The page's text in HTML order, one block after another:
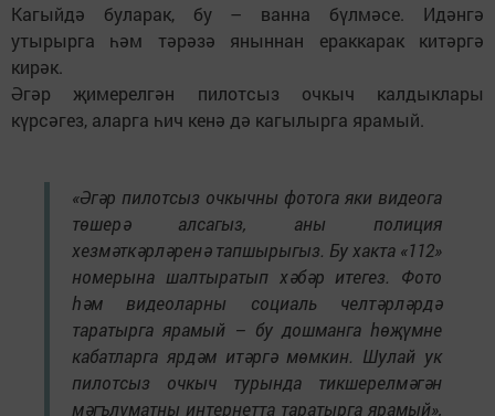
Кагыйдә буларак, бу – ванна бүлмәсе. Идәнгә
утырырга һәм тәрәзә яныннан ераккарак китәргә
кирәк.
Әгәр җимерелгән пилотсыз очкыч калдыклары
күрсәгез, аларга һич кенә дә кагылырга ярамый.
«Әгәр пилотсыз очкычны фотога яки видеога
төшерә алсагыз, аны полиция
хезмәткәрләренә тапшырыгыз. Бу хакта «112»
номерына шалтыратып хәбәр итегез. Фото
һәм видеоларны социаль челтәрләрдә
таратырга ярамый – бу дошманга һөҗүмне
кабатларга ярдәм итәргә мөмкин. Шулай ук
пилотсыз очкыч турында тикшерелмәгән
мәгълүматны интернетта таратырга ярамый»,